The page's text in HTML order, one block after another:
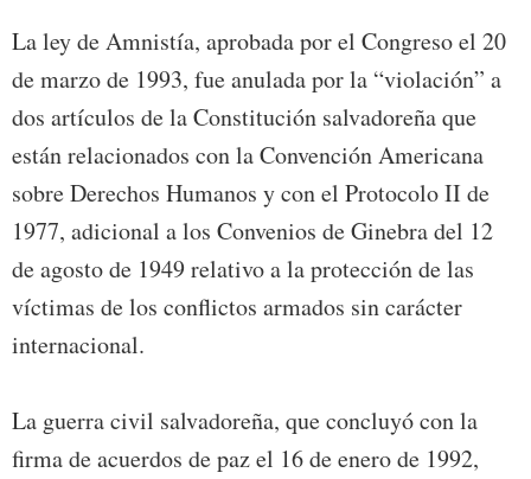
La ley de Amnistía, aprobada por el Congreso el 20
de marzo de 1993, fue anulada por la “violación” a
dos artículos de la Constitución salvadoreña que
están relacionados con la Convención Americana
sobre Derechos Humanos y con el Protocolo II de
1977, adicional a los Convenios de Ginebra del 12
de agosto de 1949 relativo a la protección de las
víctimas de los conflictos armados sin carácter
internacional.
La guerra civil salvadoreña, que concluyó con la
firma de acuerdos de paz el 16 de enero de 1992,